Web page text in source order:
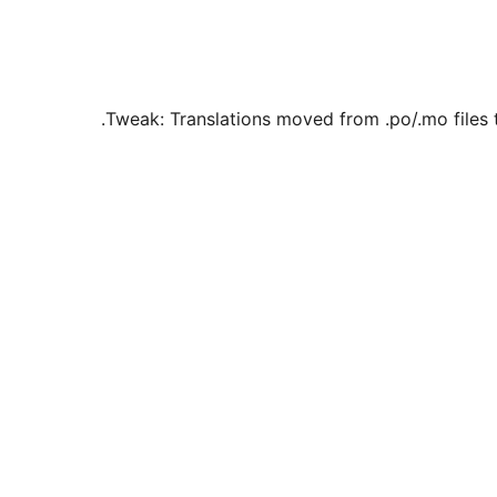
Tweak: Translations moved from .po/.mo